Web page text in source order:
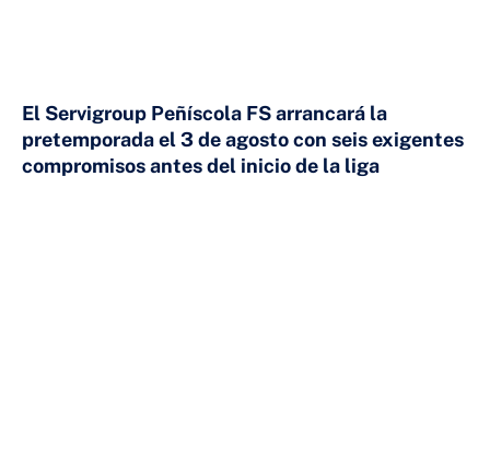
El Servigroup Peñíscola FS arrancará la
pretemporada el 3 de agosto con seis exigentes
compromisos antes del inicio de la liga